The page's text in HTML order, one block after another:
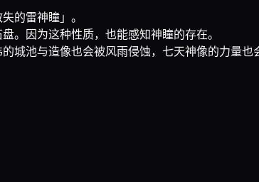
的雷神瞳」。
。因为这种性质，也能感知神瞳的存在。
城池与造像也会被风雨侵蚀，七天神像的力量